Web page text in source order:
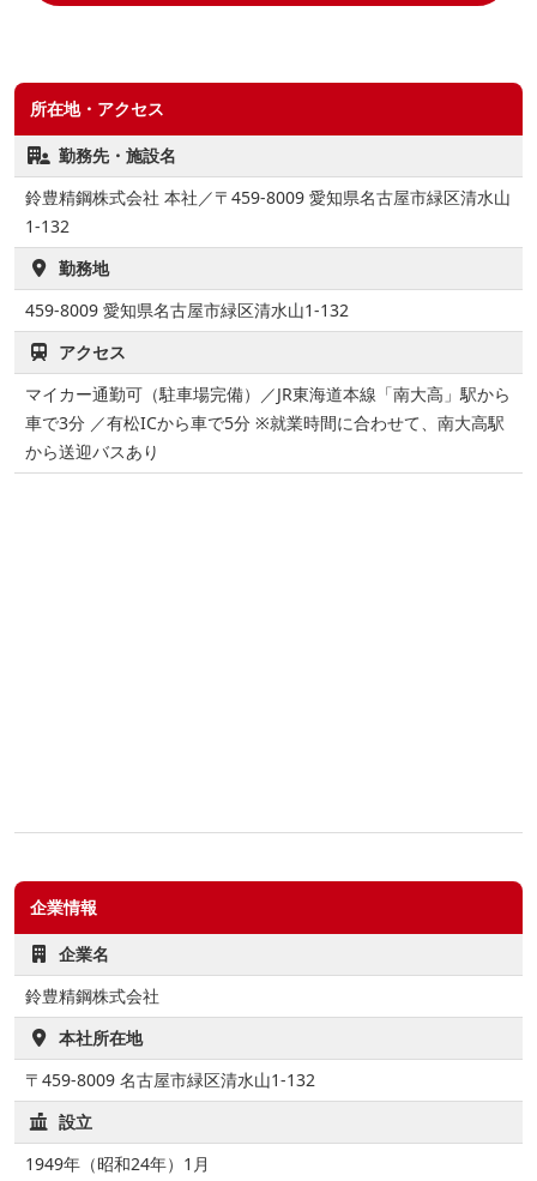
所在地・アクセス
勤務先・施設名
鈴豊精鋼株式会社 本社／〒459-8009 愛知県名古屋市緑区清水山
1-132
勤務地
459-8009 愛知県名古屋市緑区清水山1-132
アクセス
マイカー通勤可（駐車場完備）／JR東海道本線「南大高」駅から
車で3分 ／有松ICから車で5分 ※就業時間に合わせて、南大高駅
から送迎バスあり
企業情報
企業名
鈴豊精鋼株式会社
本社所在地
〒459-8009 名古屋市緑区清水山1-132
設立
1949年（昭和24年）1月